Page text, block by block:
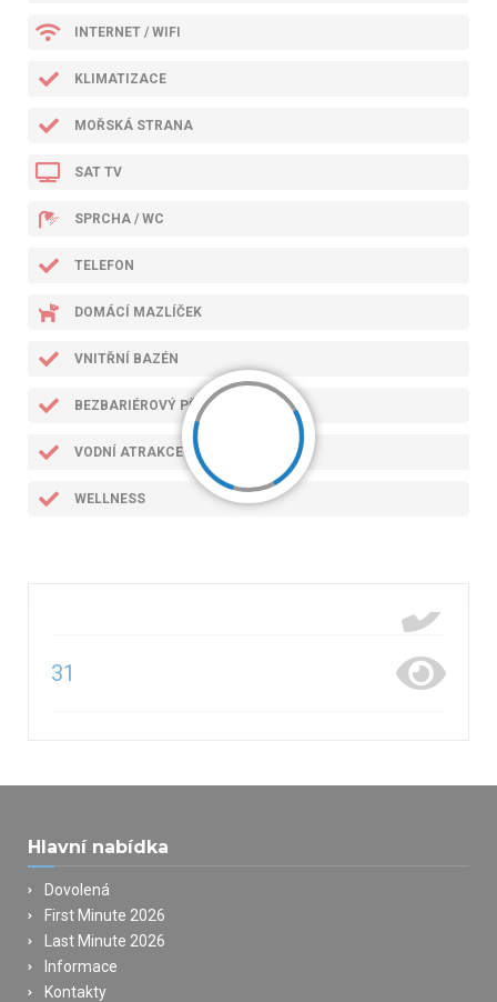
INTERNET / WIFI
KLIMATIZACE
MOŘSKÁ STRANA
SAT TV
SPRCHA / WC
TELEFON
DOMÁCÍ MAZLÍČEK
VNITŘNÍ BAZÉN
BEZBARIÉROVÝ PŘÍSTUP
VODNÍ ATRAKCE
WELLNESS
31
Hlavní nabídka
Dovolená
First Minute 2026
Last Minute 2026
Informace
Kontakty